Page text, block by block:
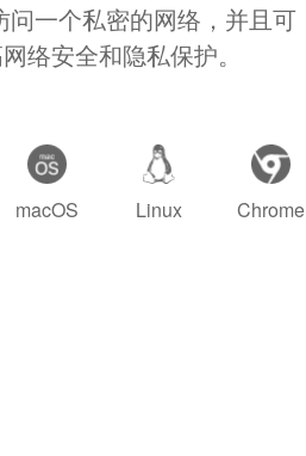
一个私密的网络，并且可
络安全和隐私保护。
macOS Linux Chrome